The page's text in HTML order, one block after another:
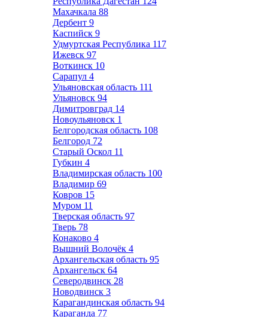
Махачкала 88
Дербент 9
Каспийск 9
Удмуртская Республика 117
Ижевск 97
Воткинск 10
Сарапул 4
Ульяновская область 111
Ульяновск 94
Димитровград 14
Новоульяновск 1
Белгородская область 108
Белгород 72
Старый Оскол 11
Губкин 4
Владимирская область 100
Владимир 69
Ковров 15
Муром 11
Тверская область 97
Тверь 78
Конаково 4
Вышний Волочёк 4
Архангельская область 95
Архангельск 64
Северодвинск 28
Новодвинск 3
Карагандинская область 94
Караганда 77